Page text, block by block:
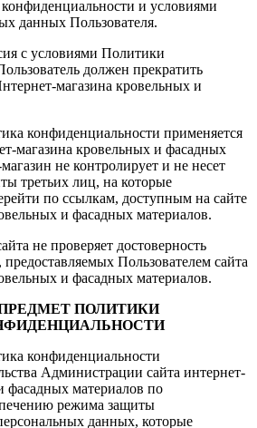
и условиями
данных Пользователя.
с условиями Политики
должен прекратить
магазина кровельных и
конфиденциальности применяется
магазина кровельных и фасадных
не контролирует и не несет
третьих лиц, на которые
по ссылкам, доступным на сайте
и фасадных материалов.
не проверяет достоверность
Пользователем сайта
и фасадных материалов.
ПОЛИТИКИ
конфиденциальности
Администрации сайта интернет-
фасадных материалов по
режима защиты
данных, которые